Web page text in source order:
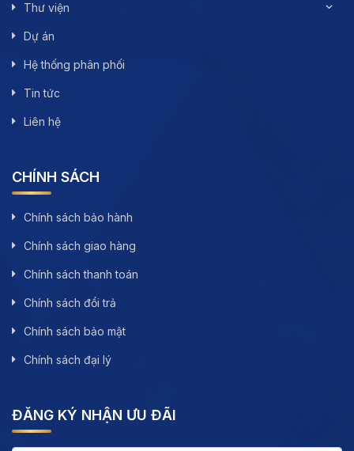
Thư viện
Dự án
Hệ thống phân phối
Tin tức
Liên hệ
CHÍNH SÁCH
Chính sách bảo hành
Chính sách giao hàng
Chính sách thanh toán
Chính sách đổi trả
Chính sách bảo mật
Chính sách đại lý
ĐĂNG KÝ NHẬN ƯU ĐÃI